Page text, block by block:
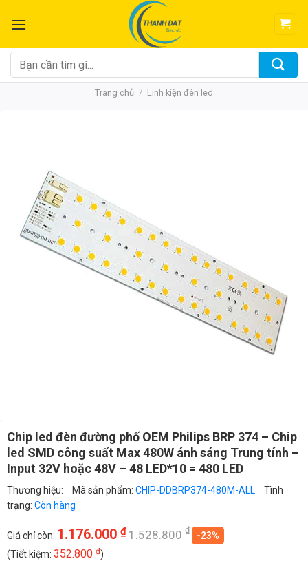
đến
dung
Tìm
kiếm:
Trang chủ / Linh kiện đèn led
Chip led đèn đường phố OEM Philips BRP 374 – Chip
led SMD công suất Max 480W ánh sáng Trung tính –
Input 32V hoặc 48V – 48 LED*10 = 480 LED
Thương hiệu: Mã sản phẩm: CHIP-DDBRP374-480M-ALL
Tình
trạng: Còn hàng
Giá chỉ còn: 1.176.000 ₫1.528.800₫
-23%
(Tiết kiệm: 352.800 ₫)